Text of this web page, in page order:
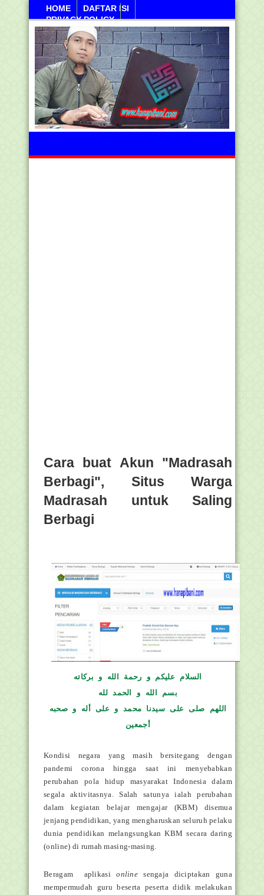
HOME
DAFTAR ISI
PRIVACY POLICY
Kamis, 06 Agustus 2026
Cara buat Akun "Madrasah
Berbagi", Situs Warga
Madrasah untuk Saling
Berbagi
السلام عليكم و رحمة الله و بركاته
بسم الله و الحمد لله
اللهم صلى على سيدنا محمد و على أله و صحبه
أجمعين
Kondisi negara yang masih bersitegang dengan
pandemi corona hingga saat ini menyebabkan
perubahan pola hidup masyarakat Indonesia dalam
segala aktivitasnya. Salah satunya ialah perubahan
dalam kegiatan belajar mengajar (KBM) disemua
jenjang pendidikan, yang mengharuskan seluruh pelaku
dunia pendidikan melangsungkan KBM secara daring
(online) di rumah masing-masing.
Beragam aplikasionline sengaja diciptakan guna
mempermudah guru beserta peserta didik melakukan